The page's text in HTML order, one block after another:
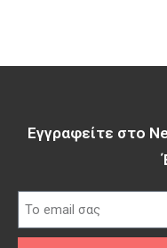
Εγγραφείτε στο